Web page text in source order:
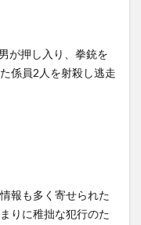
が押し入り、拳銃を
係員2人を射殺し逃走
報も多く寄せられた
りに稚拙な犯行のた